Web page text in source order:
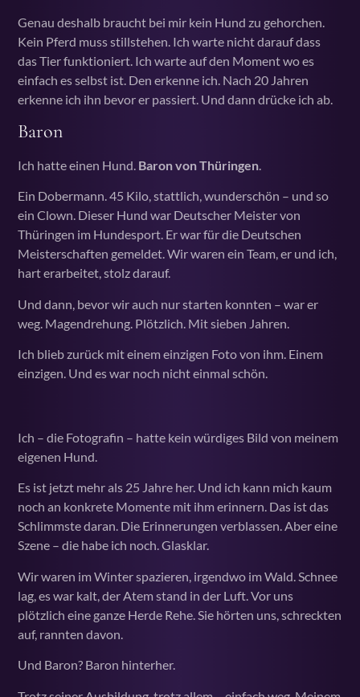
Genau deshalb braucht bei mir kein Hund zu gehorchen.
Kein Pferd muss stillstehen. Ich warte nicht darauf dass
das Tier funktioniert. Ich warte auf den Moment wo es
einfach es selbst ist. Den erkenne ich. Nach 20 Jahren
erkenne ich ihn bevor er passiert. Und dann drücke ich ab.
Baron
Ich hatte einen Hund. Baron von Thüringen.
Ein Dobermann. 45 Kilo, stattlich, wunderschön – und so
ein Clown. Dieser Hund war Deutscher Meister von
Thüringen im Hundesport. Er war für die Deutschen
Meisterschaften gemeldet. Wir waren ein Team, er und ich,
hart erarbeitet, stolz darauf.
Und dann, bevor wir auch nur starten konnten – war er
weg. Magendrehung. Plötzlich. Mit sieben Jahren.
Ich blieb zurück mit einem einzigen Foto von ihm. Einem
einzigen. Und es war noch nicht einmal schön.
Ich – die Fotografin – hatte kein würdiges Bild von meinem
eigenen Hund.
Es ist jetzt mehr als 25 Jahre her. Und ich kann mich kaum
noch an konkrete Momente mit ihm erinnern. Das ist das
Schlimmste daran. Die Erinnerungen verblassen. Aber eine
Szene – die habe ich noch. Glasklar.
Wir waren im Winter spazieren, irgendwo im Wald. Schnee
lag, es war kalt, der Atem stand in der Luft. Vor uns
plötzlich eine ganze Herde Rehe. Sie hörten uns, schreckten
auf, rannten davon.
Und Baron? Baron hinterher.